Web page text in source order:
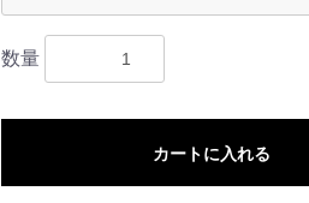
数量
カートに入れる